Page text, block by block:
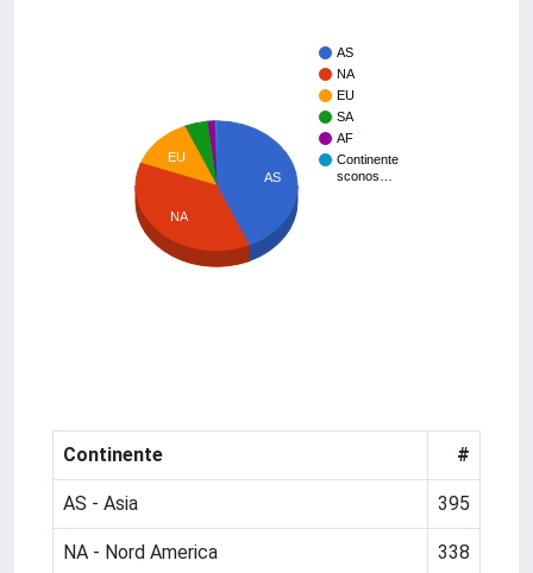
AS
NA
EU
SA
AF
Continente
sconos…
AS
EU
NA
Continente #
AS - Asia 395
NA - Nord America 338